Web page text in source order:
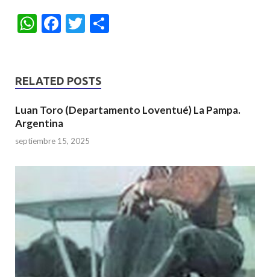
W
s
A
p
p
F
b
o
o
k
T
er
RELATED POSTS
Luan Toro (Departamento Loventué) La Pampa.
Argentina
septiembre 15, 2025